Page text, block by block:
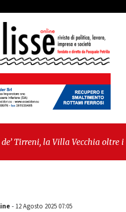
la Villa Vecchia oltre i
“Serve chiarezza!”"
- 12 Agosto 2025 07:05